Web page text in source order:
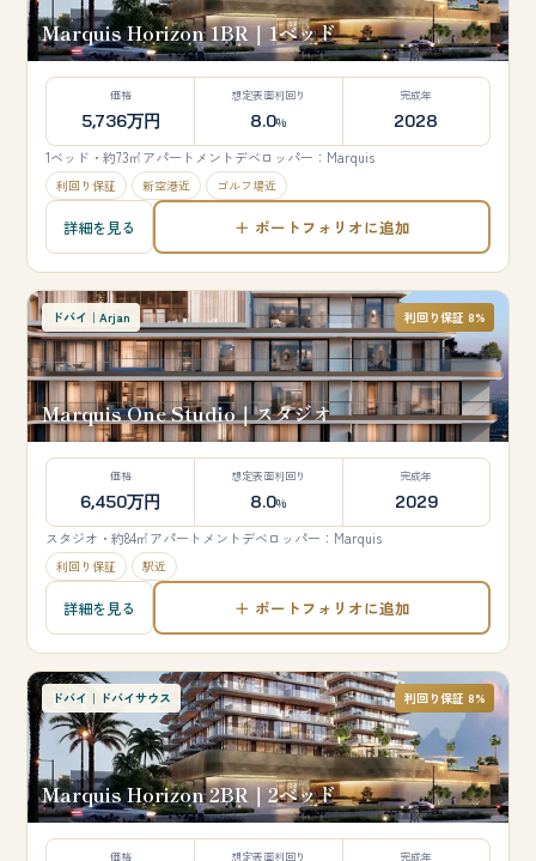
Marquis Horizon 1BR｜1ベッド
価格
5,736万円
想定表面利回り
8.0%
完成年
2028
1ベッド・約73㎡アパートメントデベロッパー：Marquis
利回り保証 新空港近 ゴルフ場近
詳細を見る ＋ ポートフォリオに追加
ドバイ｜Arjan 利回り保証 8%
Marquis One Studio｜スタジオ
価格
6,450万円
想定表面利回り
8.0%
完成年
2029
スタジオ・約84㎡アパートメントデベロッパー：Marquis
利回り保証 駅近
詳細を見る ＋ ポートフォリオに追加
ドバイ｜ドバイサウス 利回り保証 8%
Marquis Horizon 2BR｜2ベッド
価格 想定表面利回り 完成年